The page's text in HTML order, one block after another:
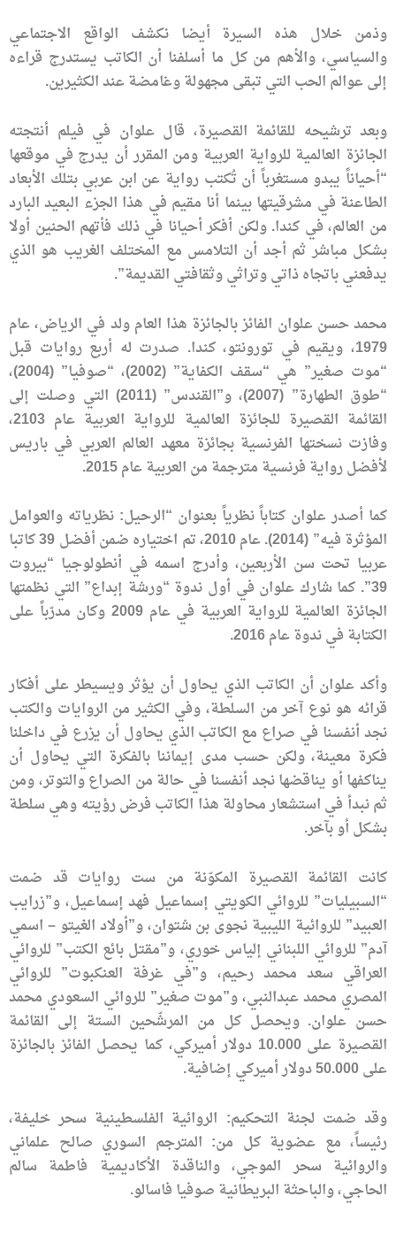
وذمن خلال هذه السيرة أيضا نكشف الواقع الاجتماعي
والسياسي، والأهم من كل ما أسلفنا أن الكاتب يستدرج قراءه
إلى عوالم الحب التي تبقى مجهولة وغامضة عند الكثيرين.
وبعد ترشيحه للقائمة القصيرة، قال علوان في فيلم أنتجته
الجائزة العالمية للرواية العربية ومن المقرر أن يدرج في موقعها
“أحياناً يبدو مستغرباً أن تُكتب رواية عن ابن عربي بتلك الأبعاد
الطاعنة في مشرقيتها بينما أنا مقيم في هذا الجزء البعيد البارد
من العالم، في كندا. ولكن أفكر أحيانا في ذلك فأتهم الحنين أولا
بشكل مباشر ثم أجد أن التلامس مع المختلف الغريب هو الذي
يدفعني باتجاه ذاتي وتراثي وثقافتي القديمة”.
محمد حسن علوان الفائز بالجائزة هذا العام ولد في الرياض، عام
1979، ويقيم في تورونتو، كندا. صدرت له أربع روايات قبل
“موت صغير” هي “سقف الكفاية” (2002)، “صوفيا” (2004)،
“طوق الطهارة” (2007)، و”القندس” (2011) التي وصلت إلى
القائمة القصيرة للجائزة العالمية للرواية العربية عام 2103،
وفازت نسختها الفرنسية بجائزة معهد العالم العربي في باريس
لأفضل رواية فرنسية مترجمة من العربية عام 2015.
كما أصدر علوان كتاباً نظرياً بعنوان “الرحيل: نظرياته والعوامل
المؤثرة فيه” (2014). عام 2010، تم اختياره ضمن أفضل 39 كاتبا
عربيا تحت سن الأربعين، وأدرج اسمه في أنطولوجيا “بيروت
39”. كما شارك علوان في أول ندوة “ورشة إبداع” التي نظمتها
الجائزة العالمية للرواية العربية في عام 2009 وكان مدرّباً على
الكتابة في ندوة عام 2016.
وأكد علوان أن الكاتب الذي يحاول أن يؤثر ويسيطر على أفكار
قرائه هو نوع آخر من السلطة، وفي الكثير من الروايات والكتب
نجد أنفسنا في صراع مع الكاتب الذي يحاول أن يزرع في داخلنا
فكرة معينة، ولكن حسب مدى إيماننا بالفكرة التي يحاول أن
يناكفها أو يناقضها نجد أنفسنا في حالة من الصراع والتوتر، ومن
ثم نبدأ في استشعار محاولة هذا الكاتب فرض رؤيته وهي سلطة
بشكل أو بآخر.
كانت القائمة القصيرة المكوّنة من ست روايات قد ضمت
“السبيليات” للروائي الكويتي إسماعيل فهد إسماعيل، و”زرايب
العبيد” للروائية الليبية نجوى بن شتوان، و”أولاد الغيتو – اسمي
آدم” للروائي اللبناني إلياس خوري، و”مقتل بائع الكتب” للروائي
العراقي سعد محمد رحيم، و”في غرفة العنكبوت” للروائي
المصري محمد عبدالنبي، و”موت صغير” للروائي السعودي محمد
حسن علوان. ويحصل كل من المرشّحين الستة إلى القائمة
القصيرة على 10.000 دولار أميركي، كما يحصل الفائز بالجائزة
على 50.000 دولار أميركي إضافية.
وقد ضمت لجنة التحكيم: الروائية الفلسطينية سحر خليفة،
رئيساً، مع عضوية كل من: المترجم السوري صالح علماني
والروائية سحر الموجي، والناقدة الأكاديمية فاطمة سالم
الحاجي، والباحثة البريطانية صوفيا فاسالو.